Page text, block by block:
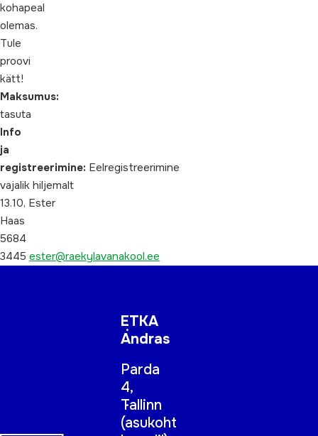
kohapeal
olemas.
Tule
proovi
kätt!
Maksumus:
tasuta
Info
ja
registreerimine: Eelregistreerimine
vajalik hiljemalt
13.10, Ester
Haas
5684
3445 ester@raekylavanakool.ee
ETKA
Andras
Parda
4,
Tallinn
(asukoht